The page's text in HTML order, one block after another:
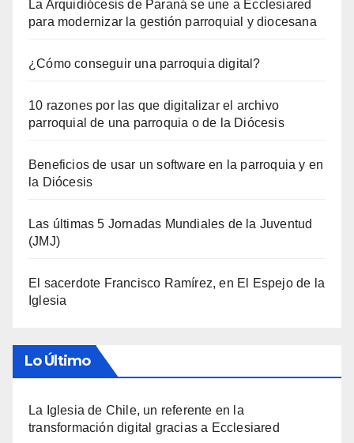
La Arquidiócesis de Paraná se une a Ecclesiared
para modernizar la gestión parroquial y diocesana
¿Cómo conseguir una parroquia digital?
10 razones por las que digitalizar el archivo
parroquial de una parroquia o de la Diócesis
Beneficios de usar un software en la parroquia y en
la Diócesis
Las últimas 5 Jornadas Mundiales de la Juventud
(JMJ)
El sacerdote Francisco Ramírez, en El Espejo de la
Iglesia
Lo Último
La Iglesia de Chile, un referente en la
transformación digital gracias a Ecclesiared